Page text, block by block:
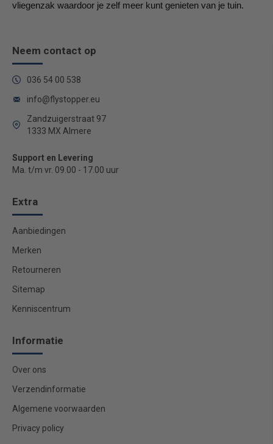
vliegenzak waardoor je zelf meer kunt genieten van je tuin.
Neem contact op
036 54 00 538
info@flystopper.eu
Zandzuigerstraat 97
1333 MX Almere
Support en Levering
Ma. t/m vr. 09.00 - 17.00 uur
Extra
Aanbiedingen
Merken
Retourneren
Sitemap
Kenniscentrum
Informatie
Over ons
Verzendinformatie
Algemene voorwaarden
Privacy policy